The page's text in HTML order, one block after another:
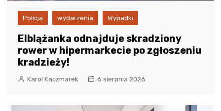
Policja wydarzenia Wypadki
Elblążanka odnajduje skradziony
rower w hipermarkecie po zgłoszeniu
kradzieży!
Karol Kaczmarek 6 sierpnia 2026